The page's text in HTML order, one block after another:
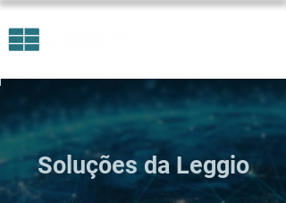
Soluções da Leggio